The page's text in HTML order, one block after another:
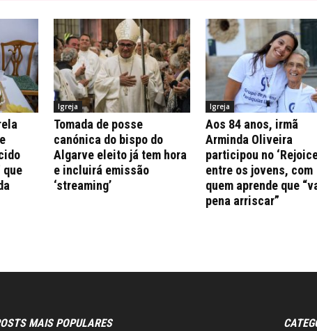
que
Igreja
Tomada de posse
canónica do bispo do
Algarve eleito já tem hora
e incluirá emissão
‘streaming’
Igreja
Aos 84 anos, irmã
Arminda Oliveira
participou no
entre os jovens, com
quem aprende que
pena arriscar”
MAIS POPULARES